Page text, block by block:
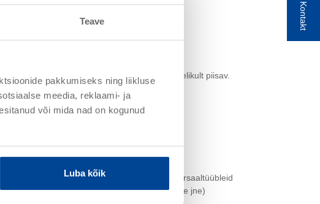
Teave
pakkumiseks ning liikluse
meedia, reklaami- ja
või mida nad on kogunud
Luba kõik
cm (ääreliistu paksus) kaugus on üldjuhul täielikult piisav.
ettenähtud tüübleid, nt universaaltüübleid
raskuste (nt ülemiste köögikappide, trepipiirete jne)
Kontakt